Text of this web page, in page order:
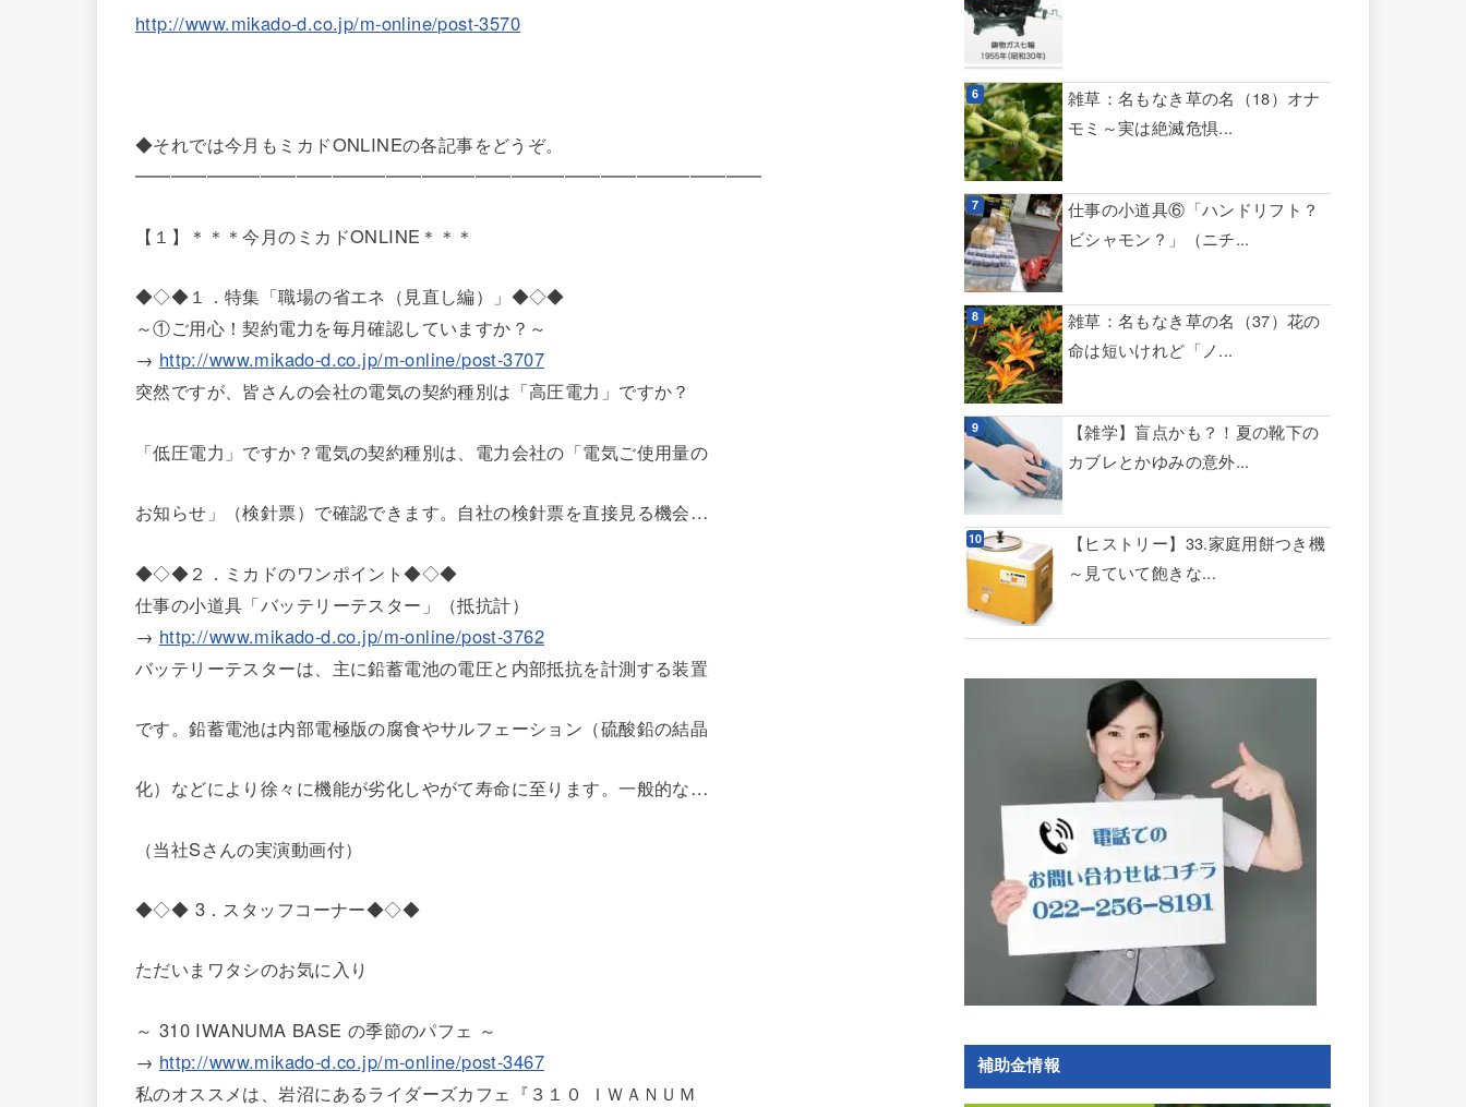
http://www.mikado-d.co.jp/m-online/post-3570
◆それでは今月もミカドONLINEの各記事をどうぞ。
━━━━━━━━━━━━━━━━━━━━━━━━━━━━━━━━━━━
【１】＊＊＊今月のミカドONLINE＊＊＊
◆◇◆１．特集「職場の省エネ（見直し編）」◆◇◆
～①ご用心！契約電力を毎月確認していますか？～
→ http://www.mikado-d.co.jp/m-online/post-3707
突然ですが、皆さんの会社の電気の契約種別は「高圧電力」ですか？
「低圧電力」ですか？電気の契約種別は、電力会社の「電気ご使用量の
お知らせ」（検針票）で確認できます。自社の検針票を直接見る機会…
◆◇◆２．ミカドのワンポイント◆◇◆
仕事の小道具「バッテリーテスター」（抵抗計）
→ http://www.mikado-d.co.jp/m-online/post-3762
バッテリーテスターは、主に鉛蓄電池の電圧と内部抵抗を計測する装置
です。鉛蓄電池は内部電極版の腐食やサルフェーション（硫酸鉛の結晶
化）などにより徐々に機能が劣化しやがて寿命に至ります。一般的な…
（当社Sさんの実演動画付）
◆◇◆ 3．スタッフコーナー◆◇◆
ただいまワタシのお気に入り
～ 310 IWANUMA BASE の季節のパフェ ～
→ http://www.mikado-d.co.jp/m-online/post-3467
私のオススメは、岩沼にあるライダーズカフェ『３１０ ＩＷＡＮＵＭ
雑草：名もなき草の名（18）オナ
モミ～実は絶滅危惧...
仕事の小道具⑥「ハンドリフト？
ビシャモン？」（ニチ...
雑草：名もなき草の名（37）花の
命は短いけれど「ノ...
【雑学】盲点かも？！夏の靴下の
カブレとかゆみの意外...
【ヒストリー】33.家庭用餅つき機
～見ていて飽きな...
補助金情報